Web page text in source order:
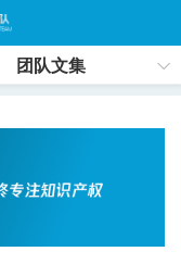
团队文集